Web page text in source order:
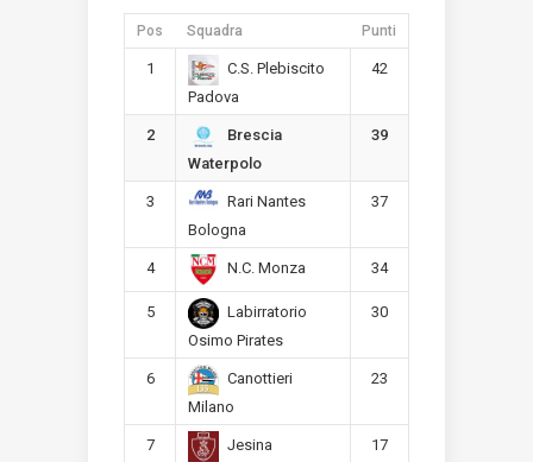
Pos Squadra Punti
1
C.S. Plebiscito
Padova
42
2
Brescia
Waterpolo
39
3
Rari Nantes
Bologna
37
4 N.C. Monza 34
5
Labirratorio
Osimo Pirates
30
6
Canottieri
Milano
23
7
Jesina
17